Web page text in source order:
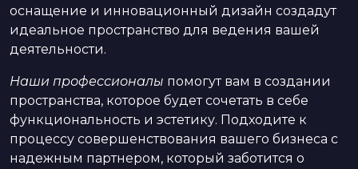
оснащение и инновационный дизайн создадут
идеальное пространство для ведения вашей
деятельности.
Наши профессионалы помогут вам в создании
пространства, которое будет сочетать в себе
функциональность и эстетику. Подходите к
процессу совершенствования вашего бизнеса с
надежным партнером, который заботится о